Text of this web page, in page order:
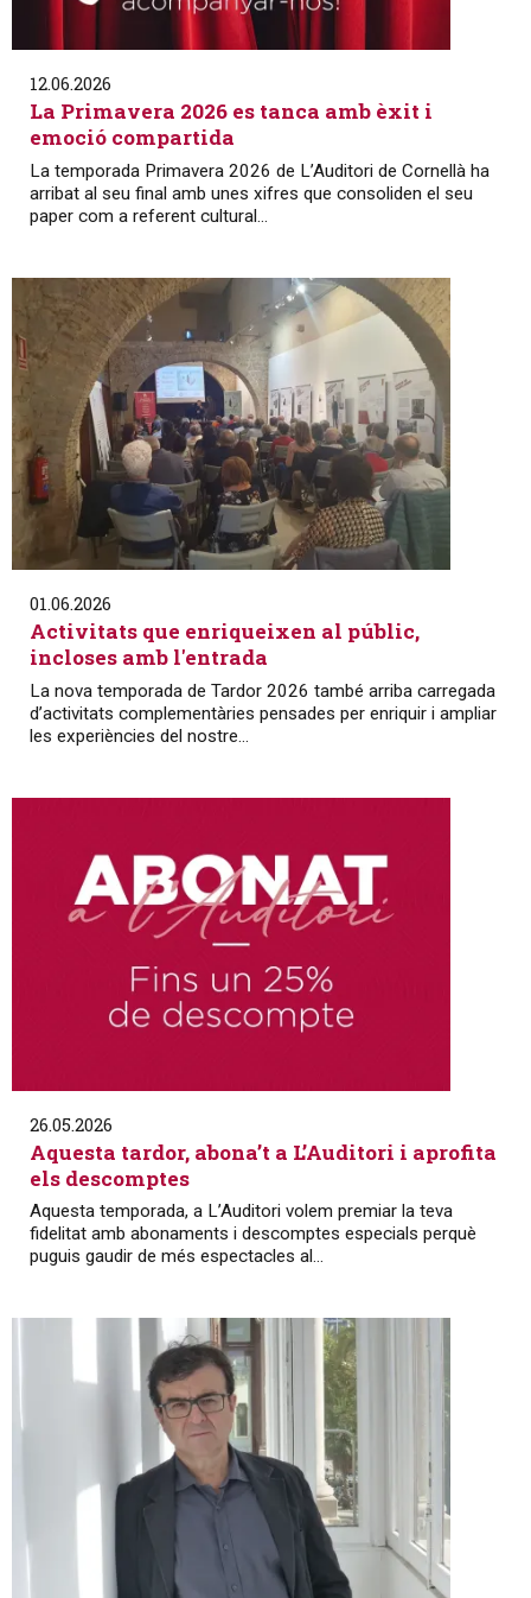
12.06.2026
La Primavera 2026 es tanca amb èxit i
emoció compartida
La temporada Primavera 2026 de L’Auditori de Cornellà ha
arribat al seu final amb unes xifres que consoliden el seu
paper com a referent cultural...
01.06.2026
Activitats que enriqueixen al públic,
incloses amb l'entrada
La nova temporada de Tardor 2026 també arriba carregada
d’activitats complementàries pensades per enriquir i ampliar
les experiències del nostre...
26.05.2026
Aquesta tardor, abona’t a L’Auditori i aprofita
els descomptes
Aquesta temporada, a L’Auditori volem premiar la teva
fidelitat amb abonaments i descomptes especials perquè
puguis gaudir de més espectacles al...